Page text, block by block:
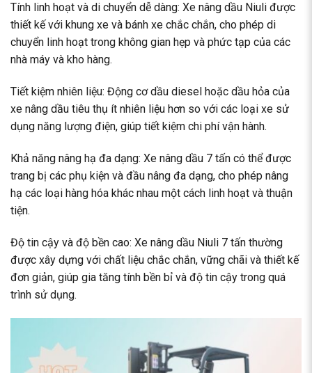
Tính linh hoạt và di chuyển dễ dàng: Xe nâng dầu Niuli được
thiết kế với khung xe và bánh xe chắc chắn, cho phép di
chuyển linh hoạt trong không gian hẹp và phức tạp của các
nhà máy và kho hàng.
Tiết kiệm nhiên liệu: Động cơ dầu diesel hoặc dầu hỏa của
xe nâng dầu tiêu thụ ít nhiên liệu hơn so với các loại xe sử
dụng năng lượng điện, giúp tiết kiệm chi phí vận hành.
Khả năng nâng hạ đa dạng: Xe nâng dầu 7 tấn có thể được
trang bị các phụ kiện và đầu nâng đa dạng, cho phép nâng
hạ các loại hàng hóa khác nhau một cách linh hoạt và thuận
tiện.
Độ tin cậy và độ bền cao: Xe nâng dầu Niuli 7 tấn thường
được xây dựng với chất liệu chắc chắn, vững chãi và thiết kế
đơn giản, giúp gia tăng tính bền bỉ và độ tin cậy trong quá
trình sử dụng.